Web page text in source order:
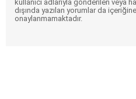
kullanıcı adlarıyla gönderilen veya
dışında yazılan yorumlar da
onaylanmamaktadır.